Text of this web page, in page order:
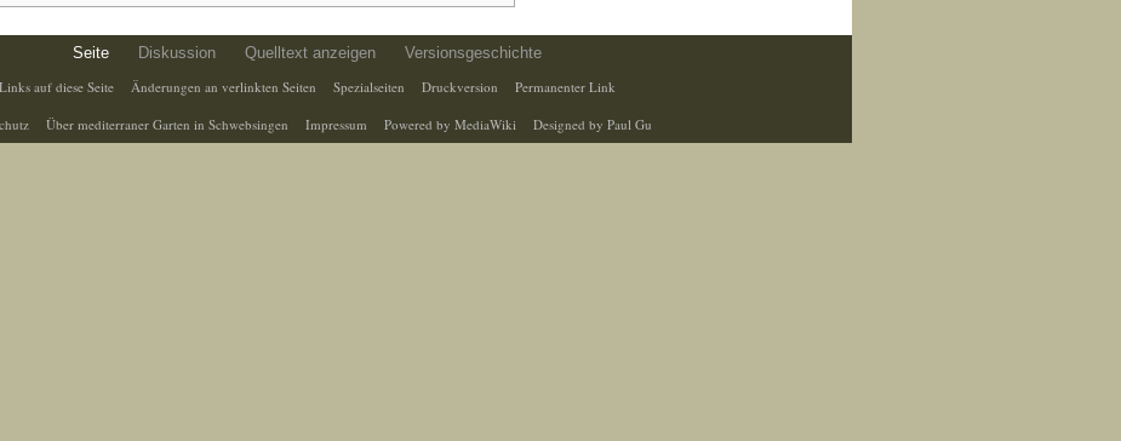
Seite Diskussion Quelltext anzeigen
Versionsgeschichte
Links auf diese Seite
Änderungen an verlinkten Seiten Spezialseiten Druckversion Permanenter Link
Über mediterraner Garten in Schwebsingen Impressum Powered by MediaWiki Designed by Paul Gu